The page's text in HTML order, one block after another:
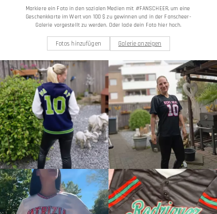
Markiere ein Foto in den sozialen Medien mit #FANSCHEER, um eine
Geschenkkarte im Wert von 100 $ zu gewinnen und in der Fanscheer-
Galerie vorgestellt zu werden. Oder lade dein Foto hier hoch.
Fotos hinzufügen Galerie anzeigen